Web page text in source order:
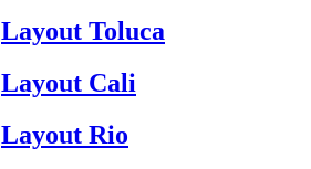
Layout Toluca
Layout Cali
Layout Rio